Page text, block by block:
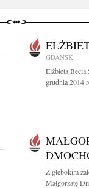
GDAŃSK
Elżbieta Becia
grudnia 2014
Z głębokim
Małgorzatę